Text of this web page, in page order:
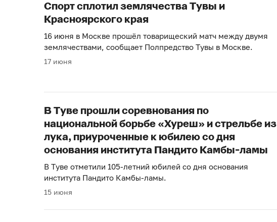
Спорт сплотил землячества Тувы и
Красноярского края
16 июня в Москве прошёл товарищеский матч между двумя
землячествами, сообщает Полпредство Тувы в Москве.
17 июня
В Туве прошли соревнования по
национальной борьбе «Хуреш» и стрельбе из
лука, приуроченные к юбилею со дня
основания института Пандито Камбы-ламы
В Туве отметили 105-летний юбилей со дня основания
института Пандито Камбы-ламы.
15 июня